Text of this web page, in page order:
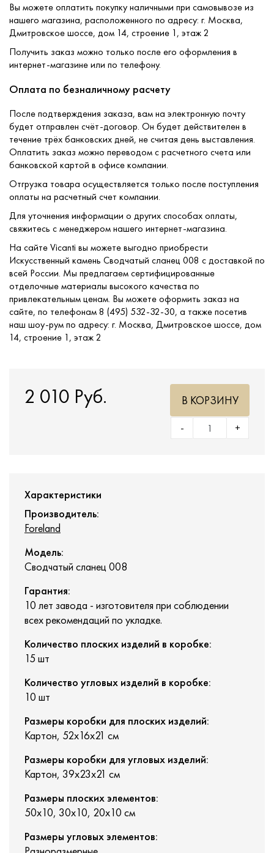
Вы можете оплатить покупку наличными при самовывозе из
нашего магазина, расположенного по адресу: г. Москва,
Дмитровское шоссе, дом 14, строение 1, этаж 2
Получить заказ можно только после его оформления в
интернет-магазине или по телефону.
Оплата по безналичному расчету
После подтверждения заказа, вам на электронную почту
будет отправлен счёт-договор. Он будет действителен в
течение трёх банковских дней, не считая день выставления.
Оплатить заказ можно переводом с расчетного счета или
банковской картой в офисе компании.
Отгрузка товара осуществляется только после поступления
оплаты на расчетный счет компании.
Для уточнения информации о других способах оплаты,
свяжитесь с менеджером нашего интернет-магазина.
На сайте Vicanti вы можете выгодно приобрести
Искусственный камень Сводчатый сланец 008 с доставкой по
всей России. Мы предлагаем сертифицированные
отделочные материалы высокого качества по
привлекательным ценам. Вы можете оформить заказ на
сайте, по телефонам 8 (495) 532-32-30, а также посетив
наш шоу-рум по адресу: г. Москва, Дмитровское шоссе, дом
14, строение 1, этаж 2
2 010 Руб.
+
-
В КОРЗИНУ
Характеристики
Производитель:
Foreland
Модель:
Сводчатый сланец 008
Гарантия:
10 лет завода - изготовителя при соблюдении
всех рекомендаций по укладке.
Количество плоских изделий в коробке:
15 шт
Количество угловых изделий в коробке:
10 шт
Размеры коробки для плоских изделий:
Картон, 52х16х21 см
Размеры коробки для угловых изделий:
Картон, 39х23х21 см
Размеры плоских элементов:
50х10, 30х10, 20х10 см
Размеры угловых элементов: